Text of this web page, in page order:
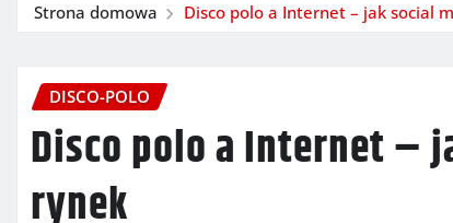
Strona domowa Disco polo a Internet – jak social
DISCO-POLO
Disco polo a Internet –
rynek